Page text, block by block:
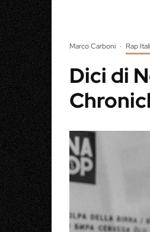
Marco Carboni · Rap
Dici di